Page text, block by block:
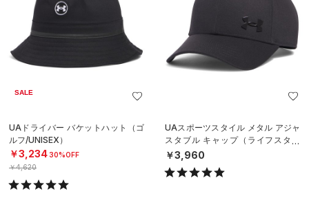
SALE
UAドライバー バケットハット（ゴ
ルフ/UNISEX）
￥3,23430%OFF
￥4,620
UAスポーツスタイル メタル アジャ
スタブル キャップ（ライフスタイ
ル/MEN）
￥3,960